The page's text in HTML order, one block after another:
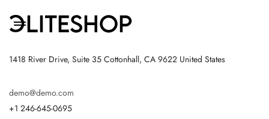
1418 River Drive, Suite 35 Cottonhall, CA 9622 United States
demo@demo.com
+1 246-645-0695